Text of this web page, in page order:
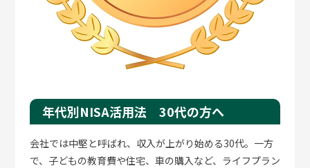
年代別NISA活用法 30代の方へ
会社では中堅と呼ばれ、収入が上がり始める30代。一方
で、子どもの教育費や住宅、車の購入など、ライフプラン